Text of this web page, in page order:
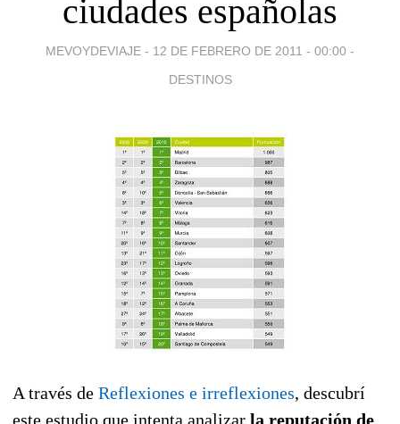
ciudades españolas
MEVOYDEVIAJE - 12 DE FEBRERO DE 2011 - 00:00 -
DESTINOS
A través de Reflexiones e irreflexiones, descubrí
este estudio que intenta analizar la reputación de